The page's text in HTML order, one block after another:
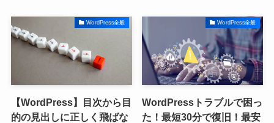
WordPress全般
【WordPress】目次から目
的の見出しに正しく飛ばな
WordPress全般
WordPressトラブルで困っ
た！最短30分で復旧！最安